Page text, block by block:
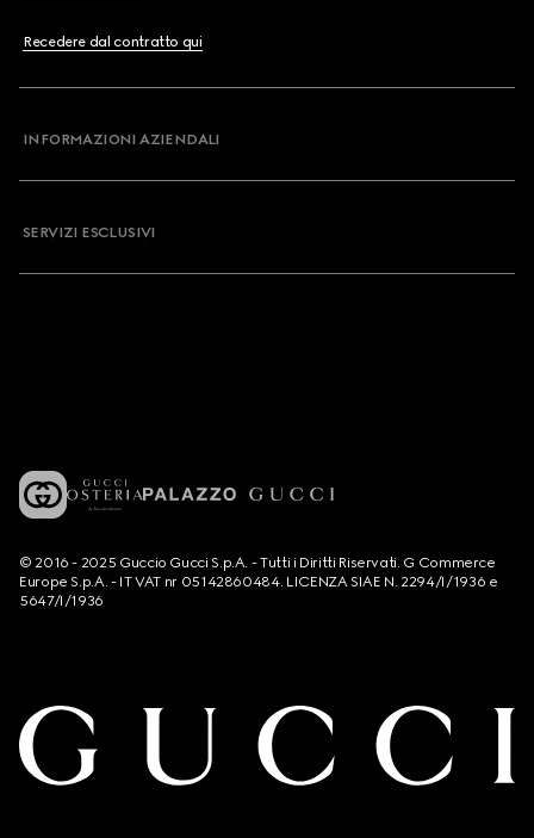
Recedere dal contratto qui
INFORMAZIONI AZIENDALI
SERVIZI ESCLUSIVI
© 2016 - 2025 Guccio Gucci S.p.A. - Tutti i Diritti Riservati. G Commerce
Europe S.p.A. - IT VAT nr 05142860484. LICENZA SIAE N. 2294/I/1936 e
5647/I/1936